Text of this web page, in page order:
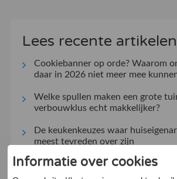
Lees recente artikelen
Cookiebanner op orde? Waarom
daar in 2026 niet meer mee
Welke spullen maken een grote
verbouwklus echt makkelijker?
De keukenkeuzes waar
meest tevreden over zijn
Kleine gebaren, groot effect: hoe
klantrelatie versterkt
Informatie over cookies